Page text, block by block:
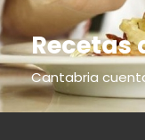
Recetas
Cantabria